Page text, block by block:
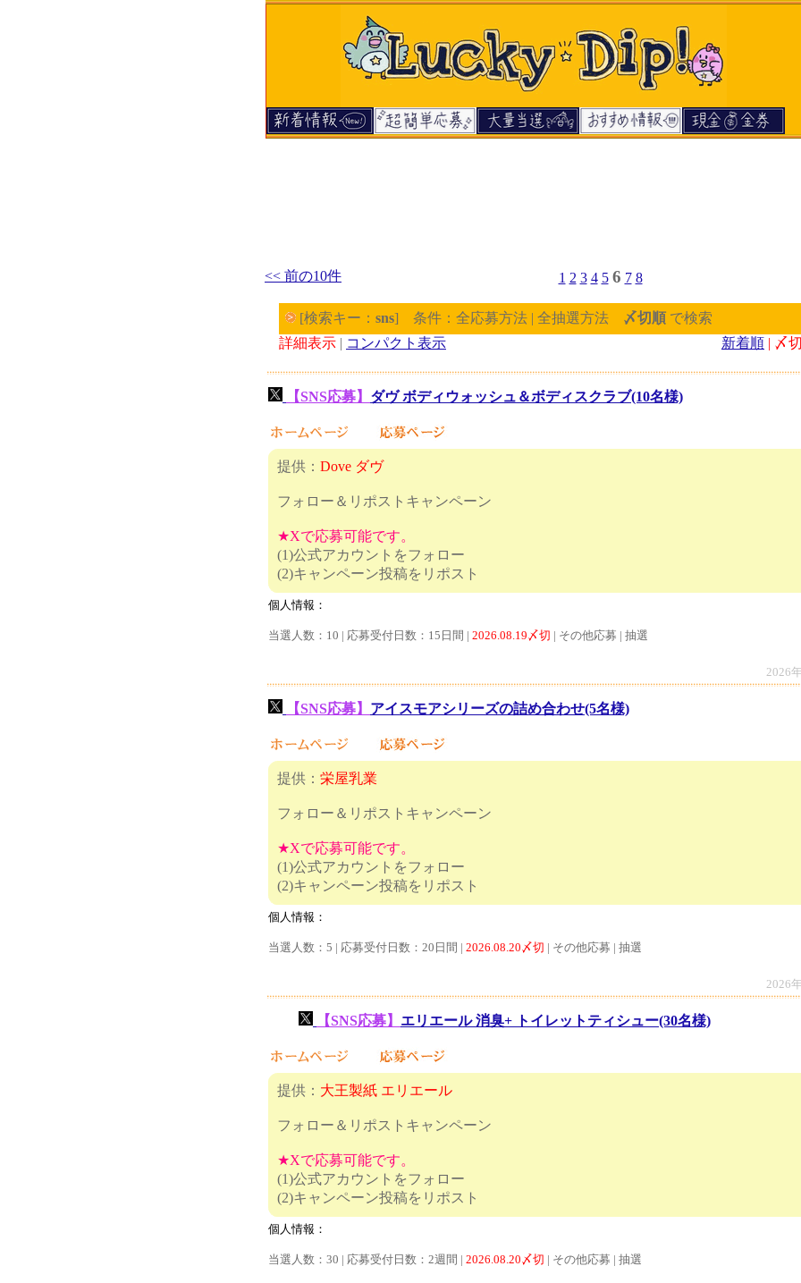
<< 前の10件 1 2 3 4 5 6 7 8
[検索キー： sns] 条件：全応募方法 | 全抽選方法 〆切順 で検索
詳細表示 | コンパクト表示 新着順 | 〆
【SNS応募】 ダヴ ボディウォッシュ＆ボディスクラブ(10名様)
提供： Dove ダヴ
フォロー＆リポストキャンペーン
★Xで応募可能です。
(1)公式アカウントをフォロー
(2)キャンペーン投稿をリポスト
個人情報：
当選人数：10 | 応募受付日数：15日間 | 2026.08.19〆切 | その他応募 | 抽選
2026
【SNS応募】 アイスモアシリーズの詰め合わせ(5名様)
提供： 栄屋乳業
フォロー＆リポストキャンペーン
★Xで応募可能です。
(1)公式アカウントをフォロー
(2)キャンペーン投稿をリポスト
個人情報：
当選人数：5 | 応募受付日数：20日間 | 2026.08.20〆切 | その他応募 | 抽選
2026
【SNS応募】 エリエール 消臭+ トイレットティシュー(30名様)
提供： 大王製紙 エリエール
フォロー＆リポストキャンペーン
★Xで応募可能です。
(1)公式アカウントをフォロー
(2)キャンペーン投稿をリポスト
個人情報：
当選人数：30 | 応募受付日数：2週間 | 2026.08.20〆切 | その他応募 | 抽選